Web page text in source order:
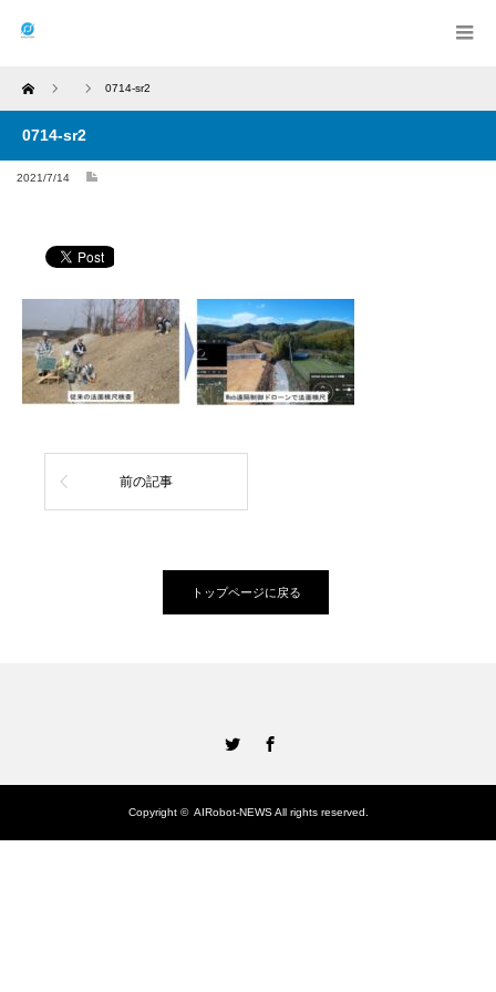
Home 0714-sr2
0714-sr2
2021/7/14
前の記事
トップページに戻る
Copyright © AIRobot-NEWSAll rights reserved.